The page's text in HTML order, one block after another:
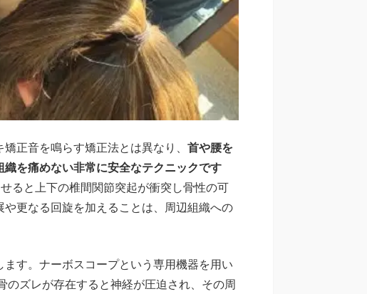
正音を鳴らす矯正法とは異なり、 首や腰を
を痛めない非常に安全なテクニックです
ると上下の椎間関節突起が衝突し骨性の可
更なる回旋を加えることは、周辺組織への
す。ナーボスコープという専用機器を用い
ズレが存在すると神経が圧迫され、その周